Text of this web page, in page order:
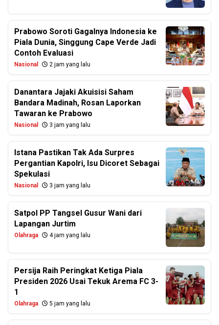
Prabowo Soroti Gagalnya Indonesia ke
Piala Dunia, Singgung Cape Verde Jadi
Contoh Evaluasi
Nasional 2 jam yang lalu
Danantara Jajaki Akuisisi Saham
Bandara Madinah, Rosan Laporkan
Tawaran ke Prabowo
Nasional 3 jam yang lalu
Istana Pastikan Tak Ada Surpres
Pergantian Kapolri, Isu Dicoret Sebagai
Spekulasi
Nasional 3 jam yang lalu
Satpol PP Tangsel Gusur Wani dari
Lapangan Jurtim
Olahraga 4 jam yang lalu
Persija Raih Peringkat Ketiga Piala
Presiden 2026 Usai Tekuk Arema FC 3-
1
Olahraga 5 jam yang lalu